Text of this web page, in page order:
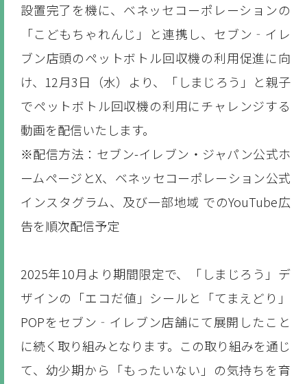
設置完了を機に、ベネッセコーポレーションの
「こどもちゃれんじ」と連携し、セブン‐イレ
ブン店頭のペットボトル回収機の利用促進に向
け、12月3日（水）より、「しまじろう」と親子
でペットボトル回収機の利用にチャレンジする
動画を配信いたします。
※配信方法：セブン-イレブン・ジャパン公式ホ
ームページとX、ベネッセコーポレーション公式
インスタグラム、及び一部地域 でのYouTube広
告を順次配信予定
2025年10月より期間限定で、「しまじろう」デ
ザインの「エコだ値」シールと「てまえどり」
POPをセブン‐イレブン店舗にて展開したこと
に続く取り組みとなります。この取り組みを通じ
て、幼少期から「もったいない」の気持ちを育